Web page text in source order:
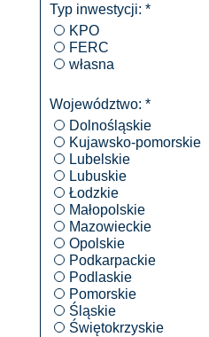
Typ inwestycji: *
KPO
FERC
własna
Województwo: *
Dolnośląskie
Kujawsko-pomorskie
Lubelskie
Lubuskie
Łodzkie
Małopolskie
Mazowieckie
Opolskie
Podkarpackie
Podlaskie
Pomorskie
Śląskie
Świętokrzyskie